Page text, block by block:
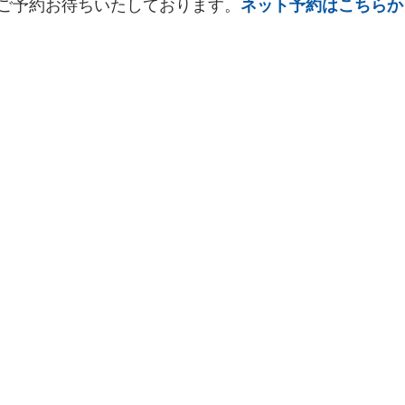
予約お待ちいたしております。 ネット予約はこちらか